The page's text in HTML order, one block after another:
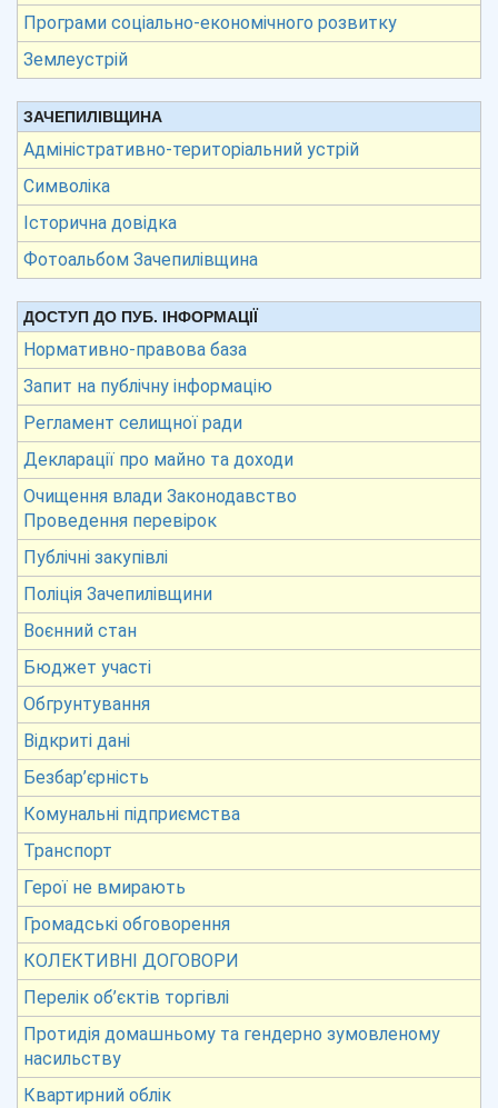
Програми соціально-економічного розвитку
Землеустрій
ЗАЧЕПИЛІВЩИНА
Адміністративно-територіальний устрій
Символіка
Історична довідка
Фотоальбом Зачепилівщина
ДОСТУП ДО ПУБ. ІНФОРМАЦІЇ
Нормативно-правова база
Запит на публічну інформацію
Регламент селищної ради
Декларації про майно та доходи
Очищення влади Законодавство
Проведення перевірок
Публічні закупівлі
Поліція Зачепилівщини
Воєнний стан
Бюджет участі
Обгрунтування
Відкриті дані
Безбар’єрність
Комунальні підприємства
Транспорт
Герої не вмирають
Громадські обговорення
КОЛЕКТИВНІ ДОГОВОРИ
Перелік об’єктів торгівлі
Протидія домашньому та гендерно зумовленому
насильству
Квартирний облік